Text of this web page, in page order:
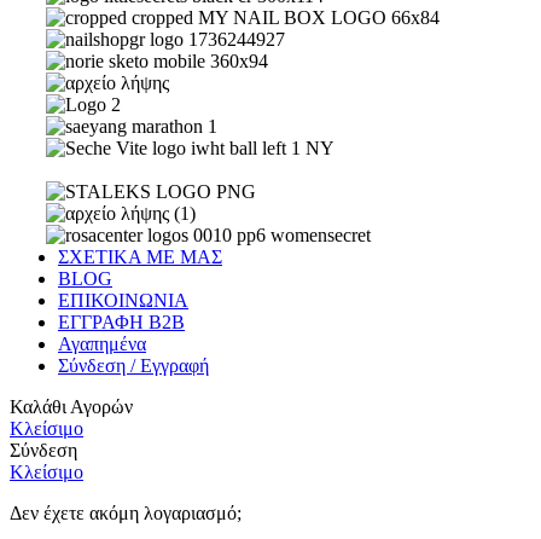
ΣΧΕΤΙΚΑ ΜΕ ΜΑΣ
BLOG
ΕΠΙΚΟΙΝΩΝΙΑ
ΕΓΓΡΑΦΗ Β2Β
Αγαπημένα
Σύνδεση / Εγγραφή
Καλάθι Αγορών
Κλείσιμο
Σύνδεση
Κλείσιμο
Δεν έχετε ακόμη λογαριασμό;